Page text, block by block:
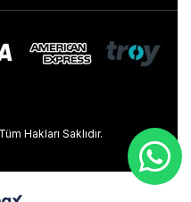
Hakları Saklıdır.